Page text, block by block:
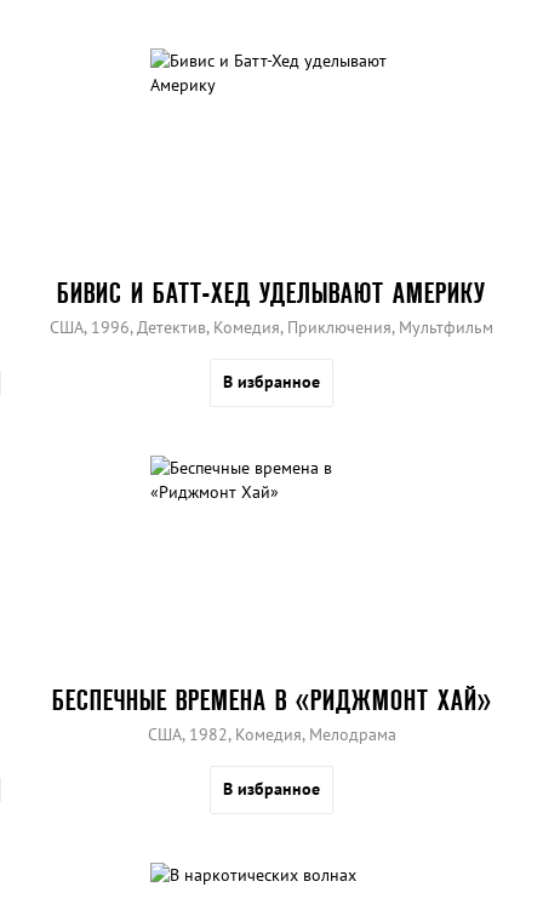
БИВИС И БАТТ-ХЕД УДЕЛЫВАЮТ АМЕРИКУ
США, 1996, Детектив, Комедия, Приключения, Мультфильм
В избранное
БЕСПЕЧНЫЕ ВРЕМЕНА В «РИДЖМОНТ ХАЙ»
США, 1982, Комедия, Мелодрама
В избранное